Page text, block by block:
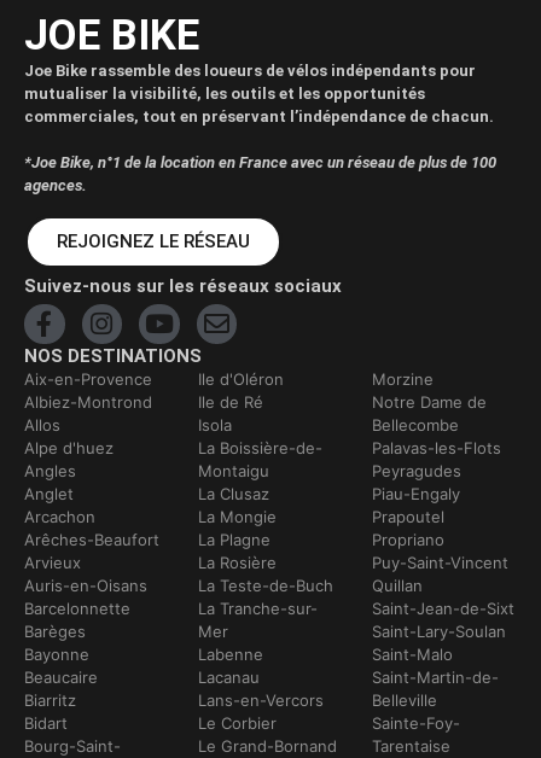
JOE BIKE
Joe Bike rassemble des loueurs de vélos indépendants pour
mutualiser la visibilité, les outils et les opportunités
commerciales, tout en préservant l’indépendance de chacun.
*Joe Bike, n°1 de la location en France avec un réseau de plus de 100
agences.
REJOIGNEZ LE RÉSEAU
Suivez-nous sur les réseaux sociaux
NOS DESTINATIONS
Aix-en-Provence
Albiez-Montrond
Allos
Alpe d'huez
Angles
Anglet
Arcachon
Arêches-Beaufort
Arvieux
Auris-en-Oisans
Barcelonnette
Barèges
Bayonne
Beaucaire
Biarritz
Bidart
Bourg-Saint-
Ile d'Oléron
Ile de Ré
Isola
La Boissière-de-
Montaigu
La Clusaz
La Mongie
La Plagne
La Rosière
La Teste-de-Buch
La Tranche-sur-
Mer
Labenne
Lacanau
Lans-en-Vercors
Le Corbier
Le Grand-Bornand
Morzine
Notre Dame de
Bellecombe
Palavas-les-Flots
Peyragudes
Piau-Engaly
Prapoutel
Propriano
Puy-Saint-Vincent
Quillan
Saint-Jean-de-Sixt
Saint-Lary-Soulan
Saint-Malo
Saint-Martin-de-
Belleville
Sainte-Foy-
Tarentaise